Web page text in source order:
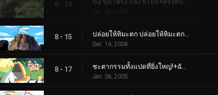
8 - 13
Dec. 02, 2004
8 - 15
Dec. 16, 2004
8 - 17
Jan. 06, 2005